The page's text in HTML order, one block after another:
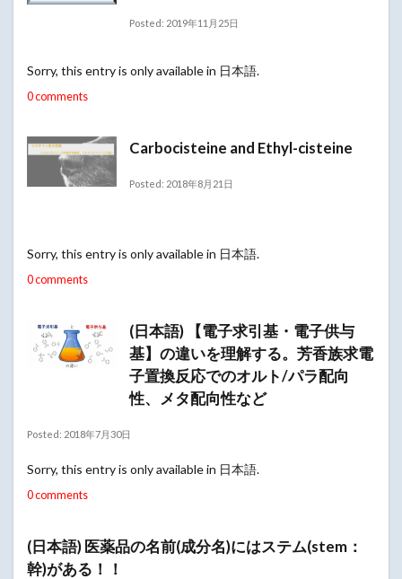
Posted: 2019年11月25日
Sorry, this entry is only available in 日本語.
0 comments
Carbocisteine and Ethyl-cisteine
Posted: 2018年8月21日
Sorry, this entry is only available in 日本語.
0 comments
(日本語) 【電子求引基・電子供与
基】の違いを理解する。芳香族求電
子置換反応でのオルト/パラ配向
性、メタ配向性など
Posted: 2018年7月30日
Sorry, this entry is only available in 日本語.
0 comments
(日本語) 医薬品の名前(成分名)にはステム(stem：
幹)がある！！